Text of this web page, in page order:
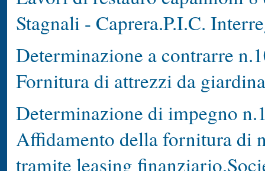
Stagnali - Caprera.P.I.C.
Determinazione a contrarre
Fornitura di attrezzi da
Determinazione di impegno
Affidamento della fornitura di
tramite leasing